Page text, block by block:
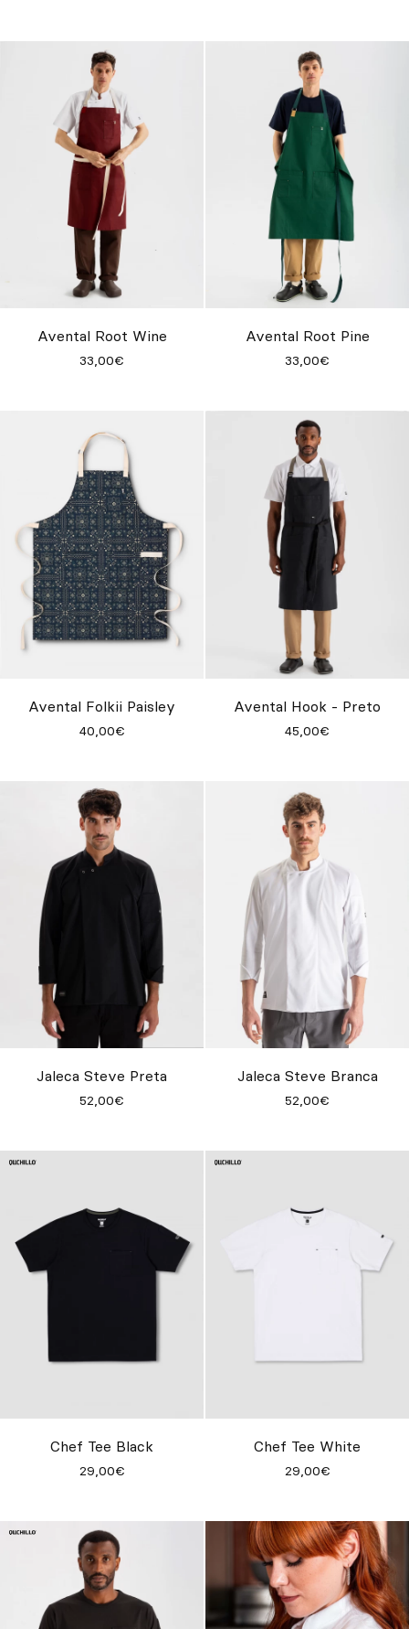
Avental Root Wine
33,00€
Avental Root Pine
33,00€
Avental Folkii Paisley
40,00€
Avental Hook - Preto
45,00€
Jaleca Steve Preta
52,00€
Jaleca Steve Branca
52,00€
Chef Tee Black
29,00€
Chef Tee White
29,00€